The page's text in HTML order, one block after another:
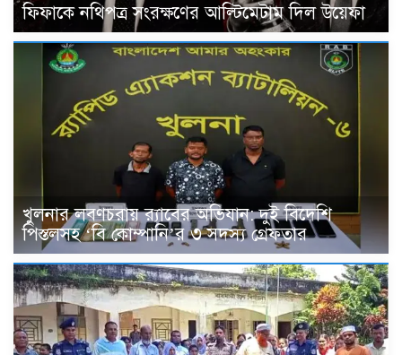
ফিফাকে নথিপত্র সংরক্ষণের আল্টিমেটাম দিল উয়েফা
খুলনার লবণচরায় র‍্যাবের অভিযান: দুই বিদেশি
পিস্তলসহ ‘বি কোম্পানি’র ৩ সদস্য গ্রেফতার